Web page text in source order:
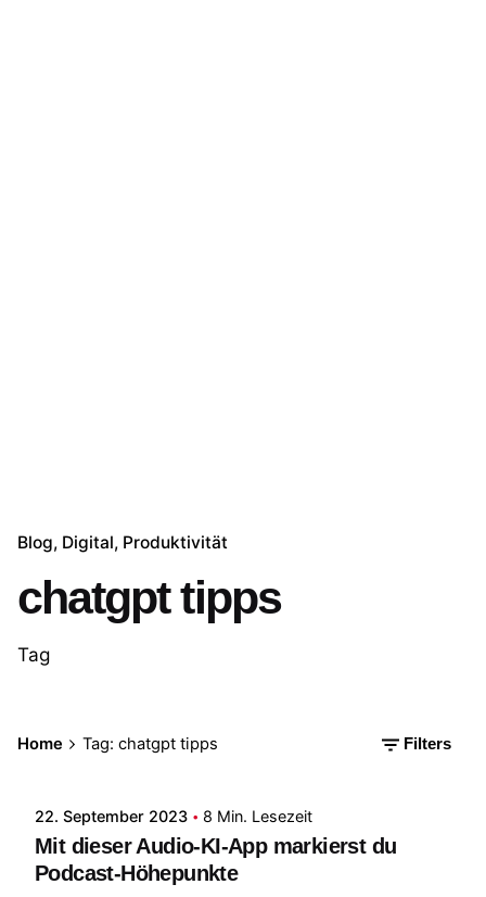
Blog Digital Produktivität
chatgpt tipps
Tag
Home Tag: chatgpt tipps Filters
Posted by
Patrick
22. September 2023 8 Min. Lesezeit
Mit dieser Audio-KI-App markierst du
Podcast-Höhepunkte